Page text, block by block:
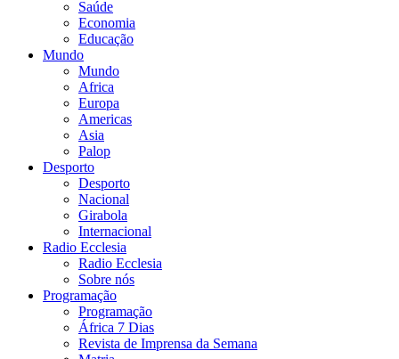
Saúde
Economia
Educação
Mundo
Mundo
Africa
Europa
Americas
Asia
Palop
Desporto
Desporto
Nacional
Girabola
Internacional
Radio Ecclesia
Radio Ecclesia
Sobre nós
Programação
Programação
África 7 Dias
Revista de Imprensa da Semana